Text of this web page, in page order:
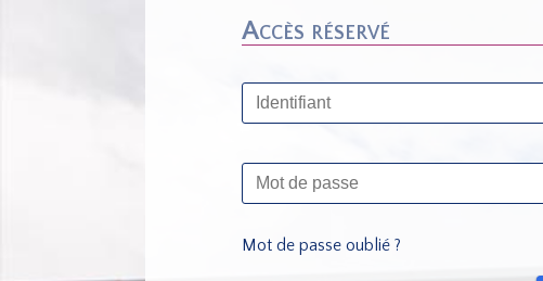
Accès réservé
Mot de passe oublié ?